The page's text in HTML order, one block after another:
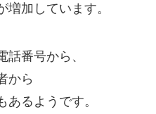
増加しています。
話番号から、
から
あるようです。